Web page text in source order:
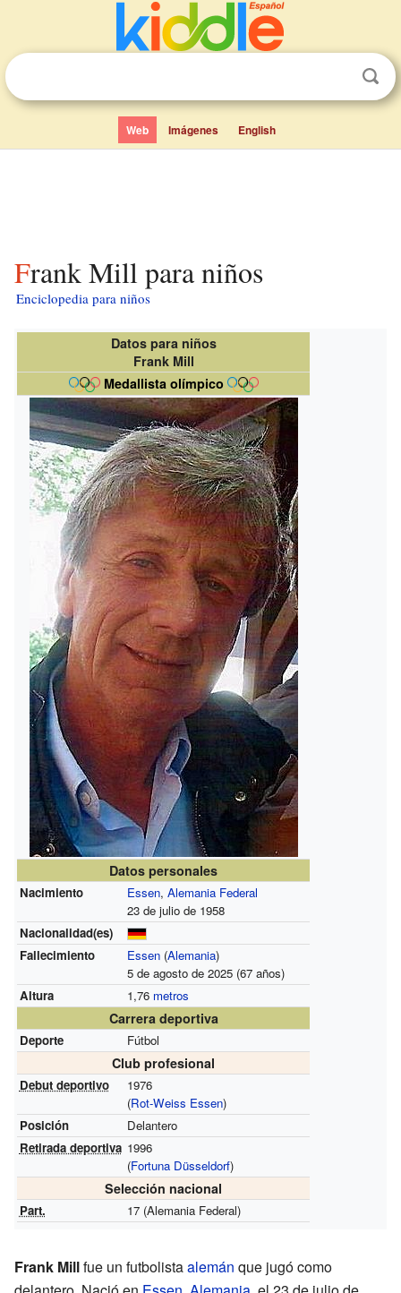
Web Imágenes English
Frank Mill para niños
Enciclopedia para niños
Datos para niños
Frank Mill
Medallista olímpico
Datos personales
Nacimiento Essen, Alemania Federal
23 de julio de 1958
Nacionalidad(es)
Fallecimiento
Essen(Alemania)
5 de agosto de 2025 (67 años)
Altura
1,76 metros
Carrera deportiva
Deporte Fútbol
Club profesional
Debut deportivo
1976
(Rot-Weiss Essen)
Posición
Delantero
Retirada deportiva 1996
(Fortuna Düsseldorf)
Selección nacional
Part. 17 (Alemania Federal)
Frank Millfue un futbolistaalemán que jugó como